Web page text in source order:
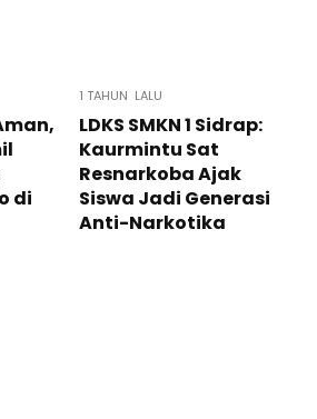
di
1 TAHUN LALU
LDKS SMKN 1 Sidrap:
Kaurmintu Sat
Resnarkoba Ajak
Siswa Jadi Generasi
Anti-Narkotika